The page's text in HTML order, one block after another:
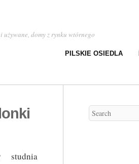
używane, domy z rynku wtórnego
PILSKIE OSIEDLA
studnia